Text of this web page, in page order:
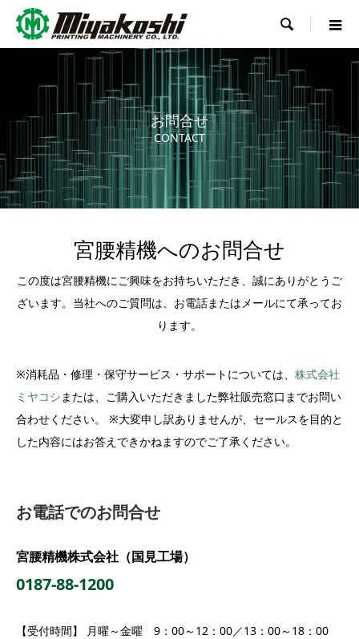

お問合せ
CONTACT
宮腰精機へのお問合せ
この度は宮腰精機にご興味をお持ちいただき、誠にありがとうご
ざいます。当社へのご質問は、お電話またはメールにて承ってお
ります。
※消耗品・修理・保守サービス・サポートについては、 株式会社
ミヤコシまたは、ご購入いただきました弊社販売窓口までお問い
合わせください。 ※大変申し訳ありませんが、セールスを目的と
した内容にはお答えできかねますのでご了承ください。
お電話でのお問合せ
宮腰精機株式会社（国見工場）
0187-88-1200
【受付時間】 月曜～金曜 9：00～12：00／13：00～18：00